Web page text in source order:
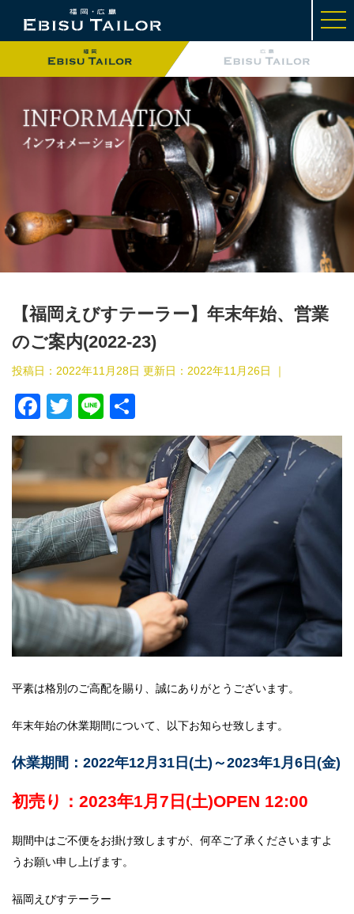
t
o
g
e
a
v
i
g
a
t
i
o
【福岡えびすテーラー】年末年始、営業
のご案内(2022-23)
投稿日：2022年11月28日 更新日： 2022年11月26日 ｜
F
a
e
b
o
o
k
T
wi
tt
er
Li
n
e
有
平素は格別のご高配を賜り、誠にありがとうございます。
年末年始の休業期間について、以下お知らせ致します。
休業期間：2022年12月31日(土)～2023年1月6日(金)
初売り：2023年1月7日(土)OPEN 12:00
期間中はご不便をお掛け致しますが、何卒ご了承くださいますよ
うお願い申し上げます。
福岡えびすテーラー